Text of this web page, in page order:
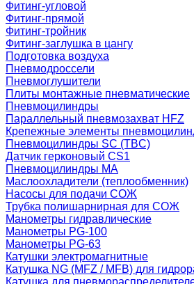
Фитинг-угловой
Фитинг-прямой
Фитинг-тройник
Фитинг-заглушка в цангу
Подготовка воздуха
Пневмодроссели
Пневмоглушители
Плиты монтажные пневматические
Пневмоцилиндры
Параллельный пневмозахват HFZ
Крепежные элементы
Пневмоцилиндры SC (TBC)
Датчик герконовый CS1
Пневмоцилиндры MA
Маслоохладители (теплообменник)
Насосы для подачи СОЖ
Трубка полишарнирная для СОЖ
Манометры гидравлические
Манометры PG-100
Манометры PG-63
Катушки электромагнитные
Катушка NG (MFZ / MFB) для
Катушка для